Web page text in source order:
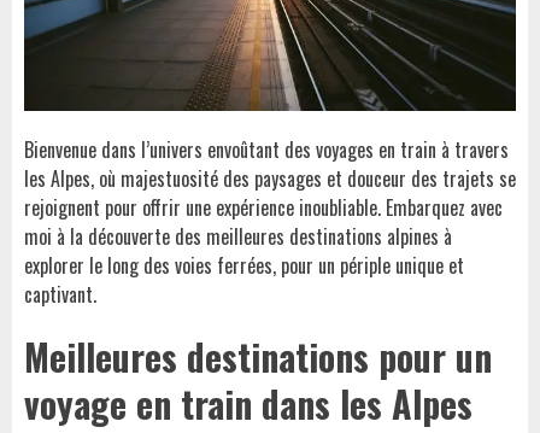
Bienvenue dans l’univers envoûtant des voyages en train à travers
les Alpes, où majestuosité des paysages et douceur des trajets se
rejoignent pour offrir une expérience inoubliable. Embarquez avec
moi à la découverte des meilleures destinations alpines à
explorer le long des voies ferrées, pour un périple unique et
captivant.
Meilleures destinations pour un
voyage en train dans les Alpes